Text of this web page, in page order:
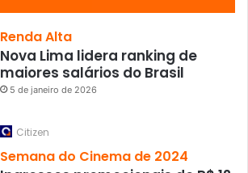
Renda Alta
Nova Lima lidera ranking de
maiores salários do Brasil
5 de janeiro de 2026
Citizen
Semana do Cinema de 2024